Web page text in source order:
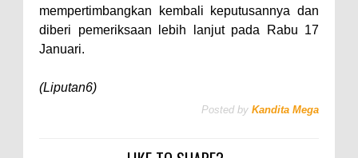
mempertimbangkan kembali keputusannya dan
diberi pemeriksaan lebih lanjut pada Rabu 17
Januari.
(Liputan6)
Posted by Kandita Mega